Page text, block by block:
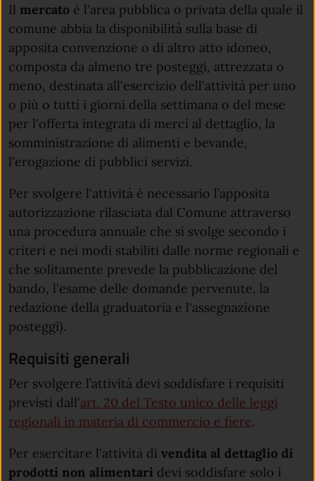
Il mercato è l'area pubblica o privata della quale il
comune abbia la disponibilità sulla base di
apposita convenzione o di altro atto idoneo,
composta da almeno tre posteggi, attrezzata o
meno, destinata all'esercizio dell'attività per uno
o più o tutti i giorni della settimana o del mese
per l'offerta integrata di merci al dettaglio, la
somministrazione di alimenti e bevande,
l'erogazione di pubblici servizi.
Per svolgere l'attività è necessario l’apposita
autorizzazione rilasciata dal Comune attraverso
una procedura annuale che si svolge secondo i
criteri e nei modi stabiliti dalle norme regionali e
che solitamente prevede la pubblicazione del
bando, l'esame delle domande pervenute, la
redazione della graduatoria e l'assegnazione
posteggi).
Requisiti generali
Per svolgere l’attività devi soddisfare i requisiti
previsti dall'art. 20 del Testo unico delle leggi
regionali in materia di commercio e fiere(apre in
.
Per esercitare l'attività di vendita al dettaglio di
prodotti non alimentari devi soddisfare solo i